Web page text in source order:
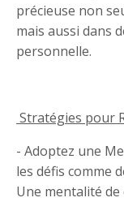
précieuse non
mais aussi dans
personnelle.
Stratégies pour
- Adoptez une
les défis comme
Une mentalité